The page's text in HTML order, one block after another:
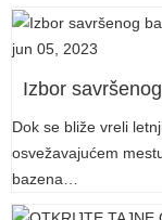
jun 05, 2023
Izbor
Dok se bliže vreli
osvežavajućem
bazena…